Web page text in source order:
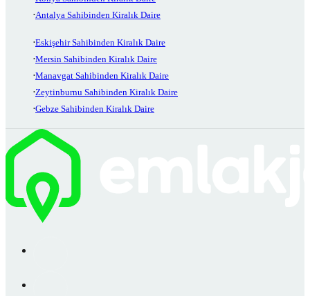
Antalya Sahibinden Kiralık Daire
Eskişehir Sahibinden Kiralık Daire
Mersin Sahibinden Kiralık Daire
Manavgat Sahibinden Kiralık Daire
Zeytinburnu Sahibinden Kiralık Daire
Gebze Sahibinden Kiralık Daire